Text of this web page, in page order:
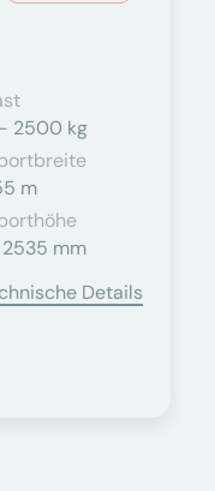
2500 kg
m
mm
Details